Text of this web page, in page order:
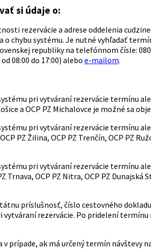
si údaje o:
rezervácie a adrese oddelenia
chybu systému. Je nutné vyhľadať
republiky na telefónnom čísle:
08:00 do 17:00) alebo e-mailom.
pri vytváraní rezervácie termínu
a OCP PZ Michalovce je možné sa
pri vytváraní rezervácie termínu
PZ Žilina, OCP PZ Trenčín, OCP PZ
pri vytváraní rezervácie termínu
Trnava, OCP PZ Nitra, OCP PZ Dunajská
príslušnosť, číslo cestovného
rezervácie. Po pridelení termínu
v prípade, ak má určený termín návštevy